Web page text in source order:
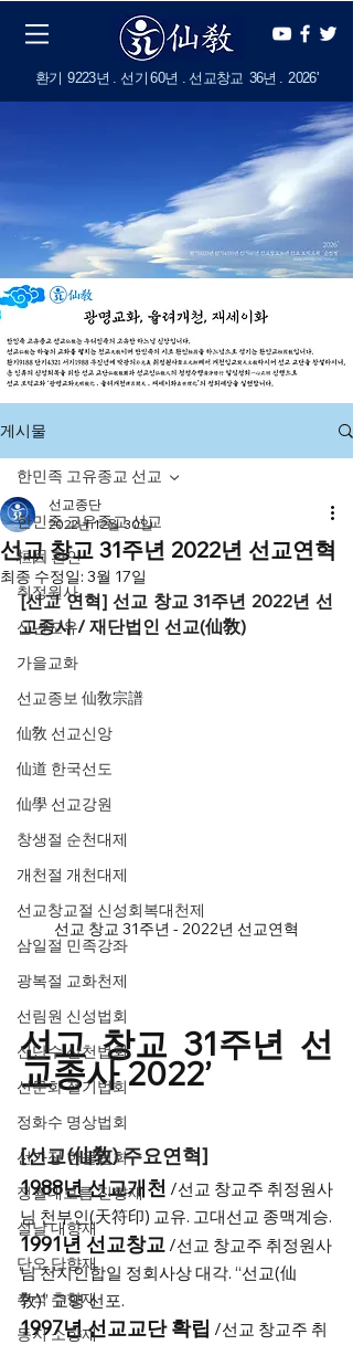
​환기 9223년 . 선기 60년 . 선교창교 36년 . 2026'
게시물
한민족 고유종교 선교
桓因 환인
취정원사
신년교유
가을교화
선교종보 仙敎宗譜
仙敎 선교신앙
仙道 한국선도
仙學 선교강원
창생절 순천대제
개천절 개천대제
선교창교절 신성회복대천제
삼일절 민족강좌
광복절 교화천제
선림원 신성법회
신단수 산천법회
선문화 절기법회
정화수 명상법회
선가정 한울법회
정월대보름 진향재
설날 대향재
단오 단향재
추석 추향재
동지 소향재
한민족 고유종교 선교
선교 창교 31주년 2022년 선교연혁
선교종단
2022년 12월 30일
최종 수정일: 3월 17일
[선교 연혁] 선교 창교 31주년 2022년 선
교종사 / 재단법인 선교(仙敎)​
선교 창교 31주년 - 2022년 선교연혁
선교 창교 31주년 선
교종사 2022’
[선교(仙敎) 주요연혁]
1988년 선교개천 /선교 창교주 취정원사
님 천부인(天符印) 교유. 고대선교 종맥계승.
1991년 선교창교 /선교 창교주 취정원사
님 천지인합일 정회사상 대각. “선교(仙
敎)” 교명 선포.
1997년 선교교단 확립 /선교 창교주 취